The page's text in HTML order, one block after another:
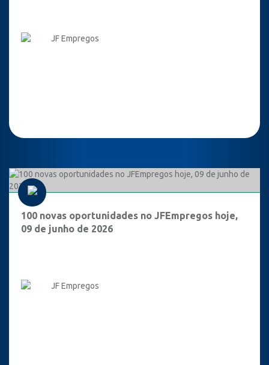
JF Empregos
100 novas oportunidades no JFEmpregos hoje,
09 de junho de 2026
JF Empregos